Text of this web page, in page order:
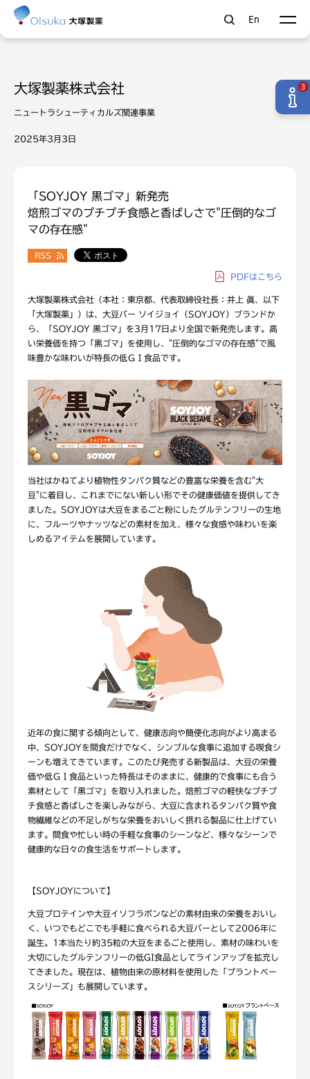
En
大塚製薬株式会社
ニュートラシューティカルズ関連事業
2025年3月3日
「SOYJOY 黒ゴマ」新発売
焙煎ゴマのプチプチ食感と香ばしさで"圧倒的なゴ
マの存在感"
RSS
PDFはこちら
大塚製薬株式会社（本社：東京都、代表取締役社長：井上 眞、以下
「大塚製薬」）は、大豆バー ソイジョイ（SOYJOY）ブランドか
ら、「SOYJOY 黒ゴマ」を3月17日より全国で新発売します。高
い栄養価を持つ「黒ゴマ」を使用し、"圧倒的なゴマの存在感"で風
味豊かな味わいが特長の低ＧＩ食品です。
当社はかねてより植物性タンパク質などの豊富な栄養を含む"大
豆"に着目し、これまでにない新しい形でその健康価値を提供してき
ました。SOYJOYは大豆をまるごと粉にしたグルテンフリーの生地
に、フルーツやナッツなどの素材を加え、様々な食感や味わいを楽
しめるアイテムを展開しています。
近年の食に関する傾向として、健康志向や簡便化志向がより高まる
中、SOYJOYを間食だけでなく、シンプルな食事に追加する喫食シ
ーンも増えてきています。このたび発売する新製品は、大豆の栄養
価や低ＧＩ食品といった特長はそのままに、健康的で食事にも合う
素材として「黒ゴマ」を取り入れました。焙煎ゴマの軽快なプチプ
チ食感と香ばしさを楽しみながら、大豆に含まれるタンパク質や食
物繊維などの不足しがちな栄養をおいしく摂れる製品に仕上げてい
ます。間食や忙しい時の手軽な食事のシーンなど、様々なシーンで
健康的な日々の食生活をサポートします。
【SOYJOYについて】
大豆プロテインや大豆イソフラボンなどの素材由来の栄養をおいし
く、いつでもどこでも手軽に食べられる大豆バーとして2006年に
誕生。1本当たり約35粒の大豆をまるごと使用し、素材の味わいを
大切にしたグルテンフリーの低GI食品としてラインアップを拡充し
てきました。現在は、植物由来の原材料を使用した「プラントベー
スシリーズ」も展開しています。
3